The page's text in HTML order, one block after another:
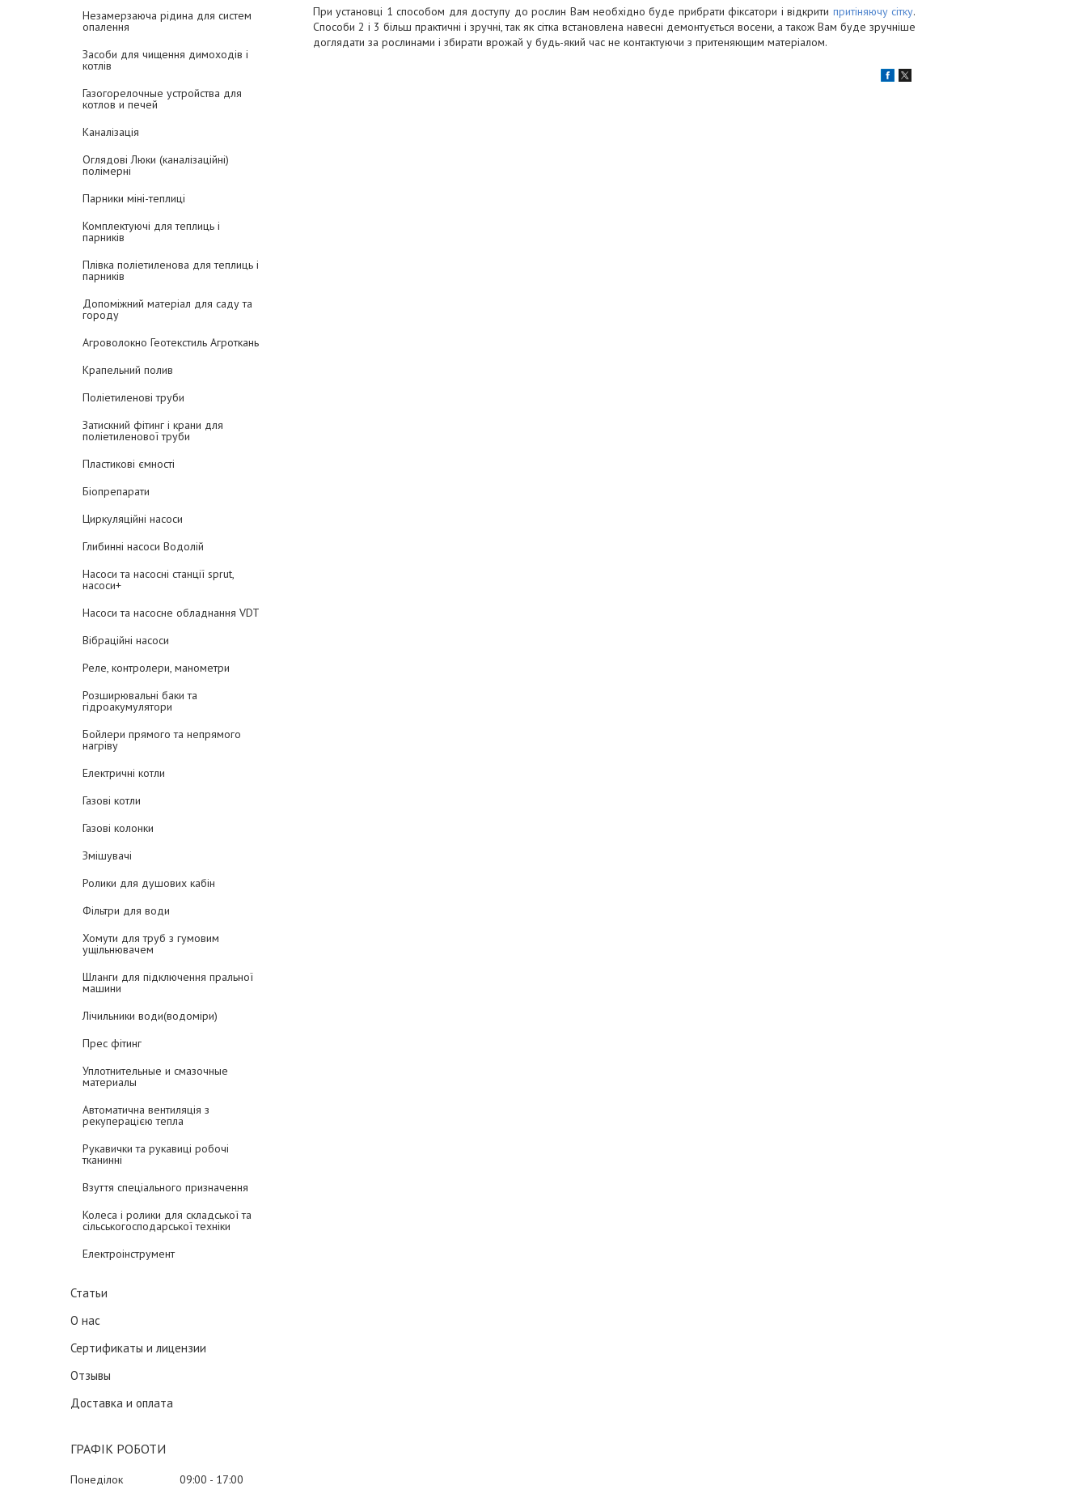
Незамерзаюча рідина для систем
опалення
Засоби для чищення димоходів і
котлів
Газогорелочные устройства для
котлов и печей
Каналізація
Оглядові Люки (каналізаційні)
полімерні
Парники міні-теплиці
Комплектуючі для теплиць і
парників
Плівка поліетиленова для теплиць і
парників
Допоміжний матеріал для саду та
городу
Агроволокно Геотекстиль Агроткань
Крапельний полив
Поліетиленові труби
Затискний фітинг і крани для
поліетиленової труби
Пластикові ємності
Біопрепарати
Циркуляційні насоси
Глибинні насоси Водолій
Насоси та насосні станції sprut,
насоси+
Насоси та насосне обладнання VDT
Вібраційні насоси
Реле, контролери, манометри
Розширювальні баки та
гідроакумулятори
Бойлери прямого та непрямого
нагріву
Електричні котли
Газові котли
Газові колонки
Змішувачі
Ролики для душових кабін
Фільтри для води
Хомути для труб з гумовим
ущільнювачем
Шланги для підключення пральної
машини
Лічильники води(водоміри)
Прес фітинг
Уплотнительные и смазочные
материалы
Автоматична вентиляція з
рекуперацією тепла
Рукавички та рукавиці робочі
тканинні
Взуття спеціального призначення
Колеса і ролики для складської та
сільськогосподарської техніки
Електроінструмент
Статьи
О нас
Сертификаты и лицензии
Отзывы
Доставка и оплата
ГРАФІК РОБОТИ
Понеділок 09:00
17:00
При установці 1 способом для доступу до рослин Вам необхідно буде прибрати фіксатори і відкрити притіняючу сітку.
Способи 2 і 3 більш практичні і зручні, так як сітка встановлена навесні демонтується восени, а також Вам буде зручніше
доглядати за рослинами і збирати врожай у будь-який час не контактуючи з притеняющим матеріалом.